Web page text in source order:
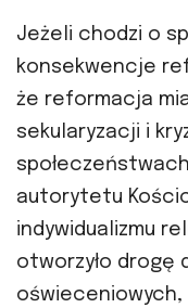
Jeżeli chodzi o
konsekwencje
że reformacja
sekularyzacji i
autorytetu
indywidualizmu
otworzyło drogę